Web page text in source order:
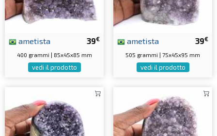
39€
ametista
400 grammi | 85x45x85 mm
vedi il prodotto
39€
ametista
505 grammi | 75x45x95 mm
vedi il prodotto